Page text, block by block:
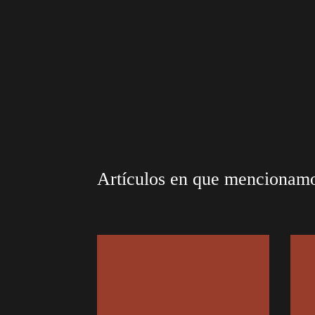
Artículos en que